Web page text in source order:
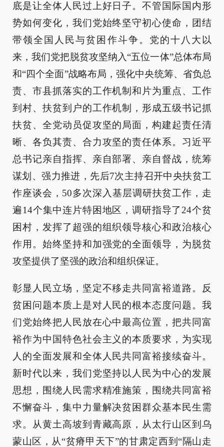
底是让全体人民过上好日子。不管国际国内形
势如何变化，我们党始终坚守初心使命，团结
带领全国人民与贫困作斗争。党的十八大以
来，我们党把脱贫攻坚纳入“五位一体”总体布局
和“四个全面”战略布局，强化中央统筹、省负总
责、市县抓落实的工作机制和片为重点、工作
到村、扶贫到户的工作机制，形成五级书记抓
扶贫、全党动员促攻坚的局面，构建起责任清
晰、各负其责、合力攻坚的责任体系。习近平
总书记亲自指挥、亲自部署、亲自督战，统筹
谋划、强力推进，先后7次主持召开中央扶贫工
作座谈会，50多次深入基层调研扶贫工作，走
遍14个集中连片特困地区，调研指导了24个贫
困村，发挥了超强的组织领导核心和政治核心
作用。始终坚持和加强党的全面领导，为脱贫
攻坚提供了坚强的政治和组织保证。
彰显人民立场，坚定不移走共同富裕道路。反
贫困问题本质上是对人民的根本态度问题。我
们党始终把人民放在心中最高位置，把共同富
裕作为中国特色社会主义的本质要求，为实现
人的全面发展和全体人民共同富裕接续奋斗。
新时代以来，我们党坚持以人民为中心的发展
思想，围绕人民需求精准施策，围绕共同富裕
不懈奋斗，集中力量解决贫困群众基本民生需
求。从黄土高坡到青藏高原，从太行山区到乌
蒙山区，从“贫瘠甲天下”的甘肃定西到“隔山走